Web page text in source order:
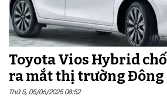
Toyota Vios Hybrid
ra mắt thị trường Đông
Thứ 5, 05/06/2025 08:52